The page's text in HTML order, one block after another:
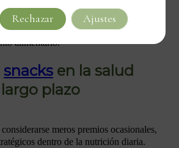
La rotación no solo previene
también enriquece la experiencia
su interés por los snacks y
alimentario.
snacks en la salud
plazo
meros premios ocasionales,
dentro de la nutrición diaria.
Rechazar Ajustes